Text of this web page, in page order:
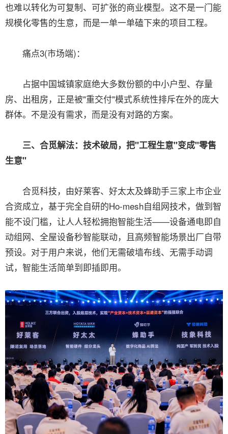
也难以转化为可复制、可扩张的商业模型。这不是一门能
规模化零售的生意，而是一单一单磕下来的项目工程。
痛点3(市场端)：
占据中国城镇家庭绝大多数份额的中小户型、存量
房、出租房，正是被"重交付"模式系统性排斥在外的庞大
群体。不是没有需求，而是没有对路的方案。
三、合觅解法：技术破局，把"工程生意"变成"零售
生意"
合觅科技，由好莱客、好太太及蜂助手三家上市企业
合资成立，基于完全自研的Ho-mesh自组网技术，做到智
能不设门槛，让人人轻松拥抱智能生活——设备通电即自
动组网、全屋设备秒智能联动，且高频智能场景出厂自带
预设。对于用户来说，他们无需破墙布线、无需手动调
试，智能生活简单到即插即用。